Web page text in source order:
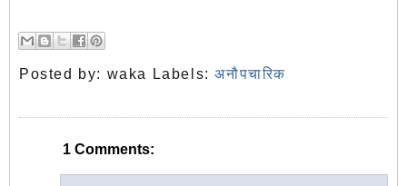
Posted by: waka Labels:अनौपचारिक
1 Comments: